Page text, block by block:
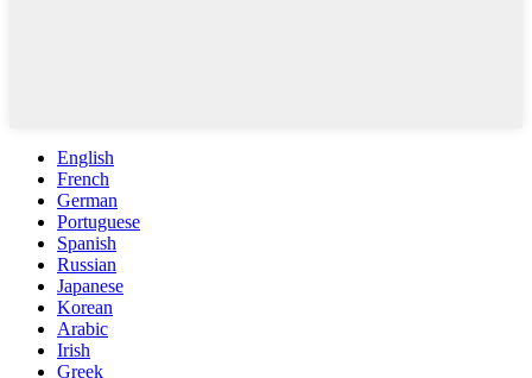
English
French
German
Portuguese
Spanish
Russian
Japanese
Korean
Arabic
Irish
Greek